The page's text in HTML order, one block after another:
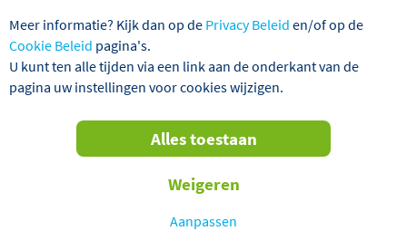
fietsen, shoppen, slenteren en genieten zijn de brede
stranden en Olympische haven heerlijke plekken om neer
te strijken op een terras aan het water. Ook culinair
komen lekkerbekken in Barcelona aan hun trekken. Wat
verzorgen de vliegreis en brengen u overal heen met
comfortabele vervoersmiddelen, wij boeken een fijn bed
in een prachtig hotel die u van ontbijt voorziet én wij
verzorgen de leukste excursies en etentjes in de hipste
restaurants. Proef de mediterrane sfeer in deze prachtige
Meer informatie? Kijk dan op de Privacy Beleid en/of op de
Cookie Beleid pagina's.
U kunt ten alle tijden via een link aan de onderkant van de
pagina uw instellingen voor cookies wijzigen.
Aanpassen
Weigeren
Alles toestaan